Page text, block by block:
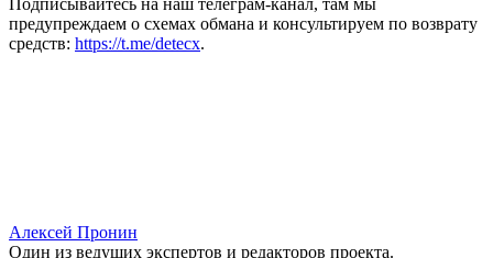
Подписывайтесь на наш телеграм-канал, там мы
предупреждаем о схемах обмана и консультируем по возврату
средств: https://t.me/detecx.
Алексей Пронин
Один из ведущих экспертов и редакторов проекта.